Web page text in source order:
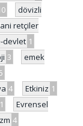
dövizli
retçiler
devlet 1
3
emek
4 Etkiniz 1
1
Evrensel
4